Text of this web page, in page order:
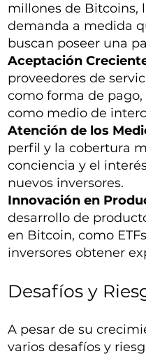
millones de Bitcoins,
demanda a medida
buscan poseer una
Aceptación
proveedores de
como forma de
como medio de
Atención de los
perfil y la cobertura
conciencia y el
nuevos inversores.
Innovación en
desarrollo de
en Bitcoin, como
inversores obtener
Desafíos y
A pesar de su
varios desafíos y